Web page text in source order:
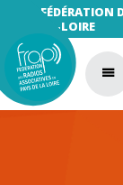
FÉDÉRATION
LA-LOIRE